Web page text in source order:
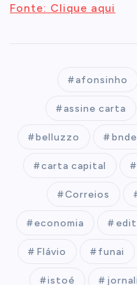
Fonte: Clique aqui
afonsinho
assine carta
belluzzo
carta capital
Correios
economia
Flávio funai
istoé